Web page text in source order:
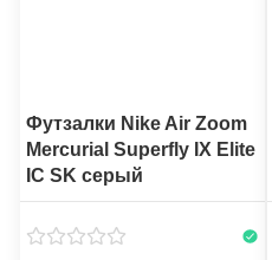
Футзалки Nike Air Zoom
Mercurial Superfly IX Elite
IC SK серый